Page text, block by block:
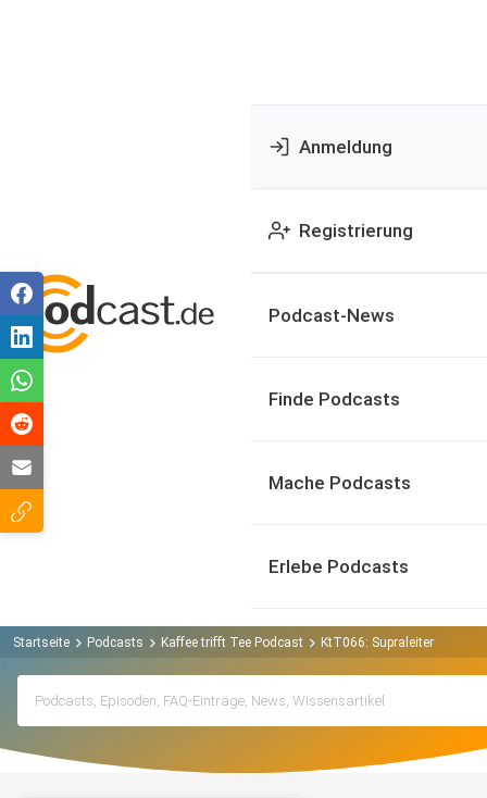
Anmeldung
Registrierung
Podcast-News
Finde Podcasts
Mache Podcasts
Erlebe Podcasts
Startseite Podcasts Kaffee trifft Tee Podcast KtT066: Supraleiter oder